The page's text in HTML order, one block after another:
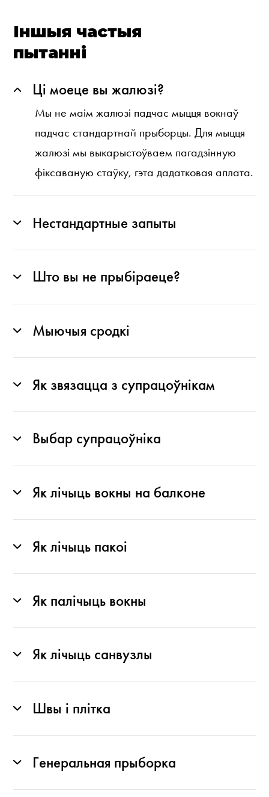
Іншыя частыя
пытанні
Ці моеце вы жалюзі?
Мы не маім жалюзі падчас мыцця вокнаў
падчас стандартнай прыборцы. Для мыцця
жалюзі мы выкарыстоўваем пагадзінную
фіксаваную стаўку, гэта дадатковая аплата.
Нестандартные запыты
Што вы не прыбіраеце?
Мыючыя сродкі
Як звязацца з супрацоўнікам
Выбар супрацоўніка
Як лічыць вокны на балконе
Як лічыць пакоі
Як палічыць вокны
Як лічыць санвузлы
Швы і плітка
Генеральная прыборка